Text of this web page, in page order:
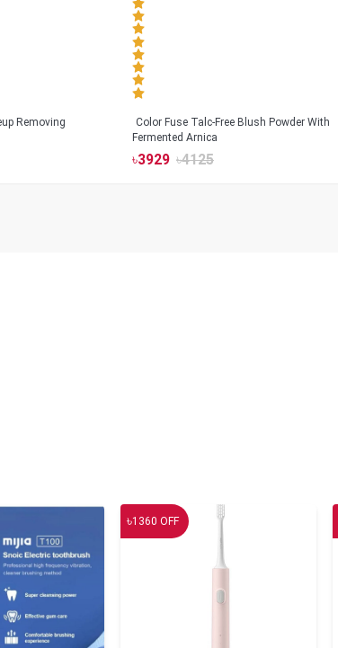
Removing
Color Fuse Talc-Free Blush Powder With
Fermented Arnica
৳3929 ৳4125
৳1360 OFF